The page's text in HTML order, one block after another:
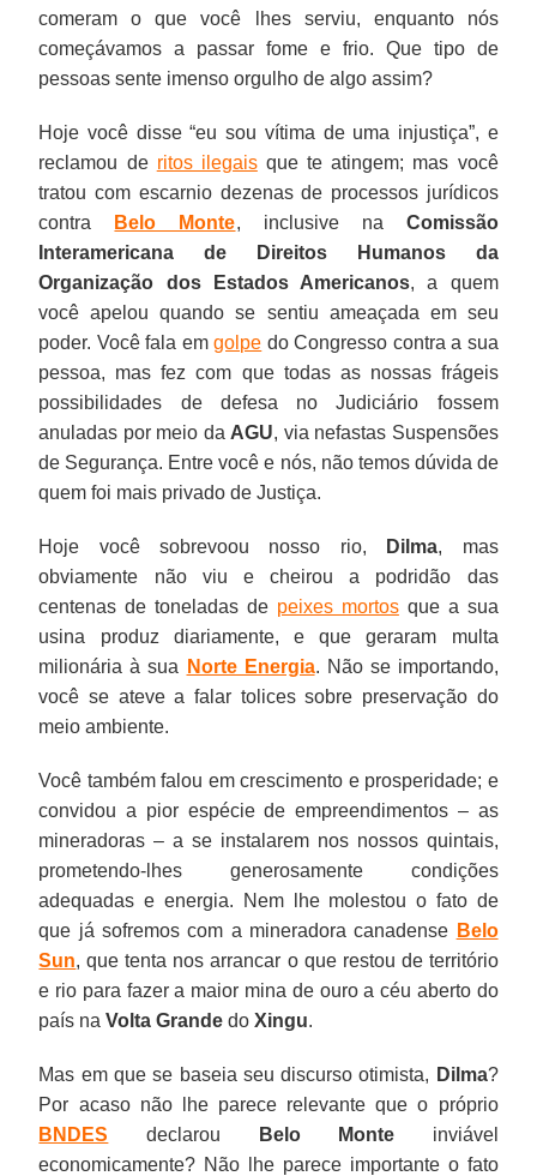
comeram o que você lhes serviu, enquanto nós
começávamos a passar fome e frio. Que tipo de
pessoas sente imenso orgulho de algo assim?
Hoje você disse “eu sou vítima de uma injustiça”, e
reclamou de ritos ilegaisque te atingem; mas você
tratou com escarnio dezenas de processos jurídicos
contra
Belo Monte, inclusive na Comissão
Interamericana de Direitos Humanos da
Organização dos Estados Americanos, a quem
você apelou quando se sentiu ameaçada em seu
poder. Você fala emgolpe do Congresso contra a sua
pessoa, mas fez com que todas as nossas frágeis
possibilidades de defesa no Judiciário fossem
anuladas por meio da AGU, via nefastas Suspensões
de Segurança. Entre você e nós, não temos dúvida de
quem foi mais privado de Justiça.
Hoje você sobrevoou nosso rio, Dilma, mas
obviamente não viu e cheirou a podridão das
centenas de toneladas de peixes mortosque a sua
usina produz diariamente, e que geraram multa
milionária à sua
Norte Energia. Não se importando,
você se ateve a falar tolices sobre preservação do
meio ambiente.
Você também falou em crescimento e prosperidade; e
convidou a pior espécie de empreendimentos – as
mineradoras – a se instalarem nos nossos quintais,
prometendo-lhes generosamente condições
adequadas e energia. Nem lhe molestou o fato de
que já sofremos com a mineradora canadense Belo
Sun, que tenta nos arrancar o que restou de território
e rio para fazer a maior mina de ouro a céu aberto do
país naVolta Grande doXingu.
Mas em que se baseia seu discurso otimista, Dilma?
Por acaso não lhe parece relevante que o próprio
BNDES declarou Belo Monte inviável
economicamente? Não lhe parece importante o fato